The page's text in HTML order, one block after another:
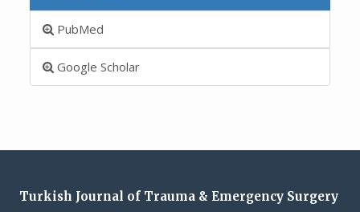
PubMed
Google Scholar
Turkish Journal of Trauma & Emergency Surgery